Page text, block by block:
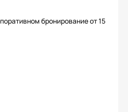
бронирование от 15